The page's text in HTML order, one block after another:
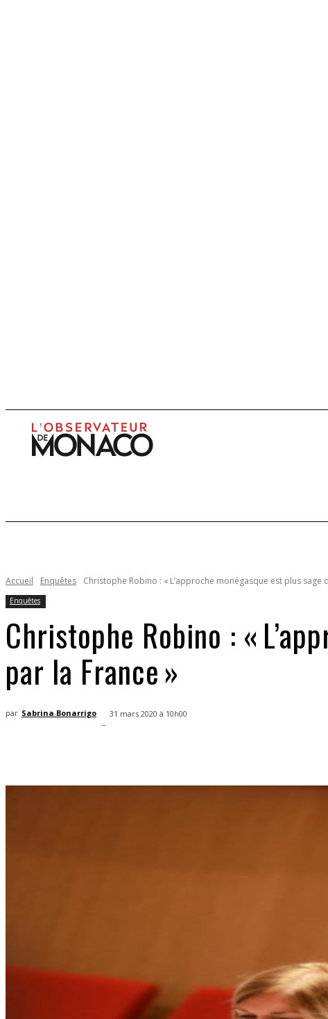
Accueil Enquêtes Christophe Robino : « L’approche monégasque est plus sage
Enquêtes
Christophe Robino : «
par la France »
par Sabrina Bonarrigo
-
31 mars 2020 à 10h00